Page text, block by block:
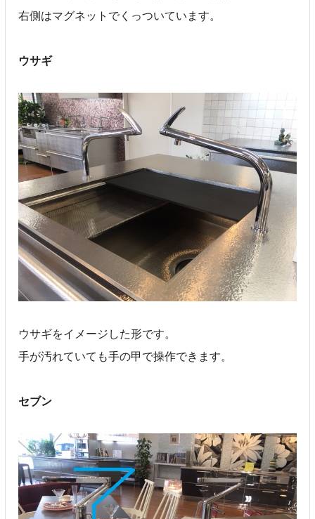
右側はマグネットでくっついています。
ウサギ
ウサギをイメージした形です。
手が汚れていても手の甲で操作できます。
セブン